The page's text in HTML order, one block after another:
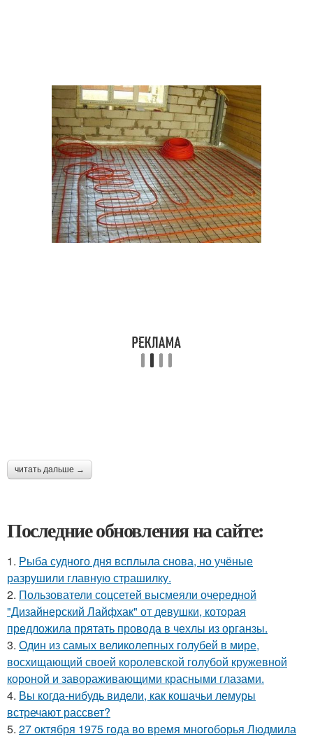
читать дальше →
Последние обновления на сайте:
1. Рыба судного дня всплыла снова, но учёные
разрушили главную страшилку.
2. Пользователи соцсетей высмеяли очередной
"Дизайнерский Лайфхак" от девушки, которая
предложила прятать провода в чехлы из органзы.
3. Один из самых великолепных голубей в мире,
восхищающий своей королевской голубой кружевной
короной и завораживающими красными глазами.
4. Вы когда-нибудь видели, как кошачьи лемуры
встречают рассвет?
5. 27 октября 1975 года во время многоборья Людмила